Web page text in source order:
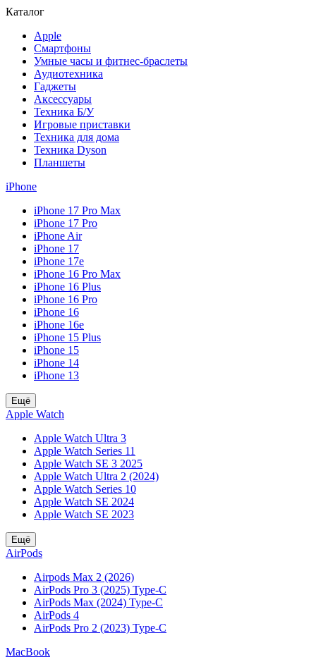
Каталог
Apple
Смартфоны
Умные часы и фитнес-браслеты
Аудиотехника
Гаджеты
Аксессуары
Техника Б/У
Игровые приставки
Техника для дома
Техника Dyson
Планшеты
iPhone
iPhone 17 Pro Max
iPhone 17 Pro
iPhone Air
iPhone 17
iPhone 17e
iPhone 16 Pro Max
iPhone 16 Plus
iPhone 16 Pro
iPhone 16
iPhone 16e
iPhone 15 Plus
iPhone 15
iPhone 14
iPhone 13
Ещё
Apple Watch
Apple Watch Ultra 3
Apple Watch Series 11
Apple Watch SE 3 2025
Apple Watch Ultra 2 (2024)
Apple Watch Series 10
Apple Watch SE 2024
Apple Watch SE 2023
Ещё
AirPods
Airpods Max 2 (2026)
AirPods Pro 3 (2025) Type-C
AirPods Max (2024) Type-C
AirPods 4
AirPods Pro 2 (2023) Type-C
MacBook